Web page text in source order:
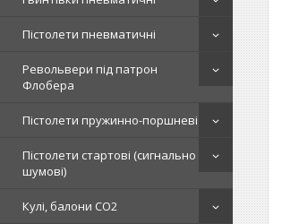
Пістолети пневматичні
Револьвери під патрон
Флобера
Пістолети пружинно-поршневі
Пістолети стартові (сигнально
шумові)
Кулі, балони СО2